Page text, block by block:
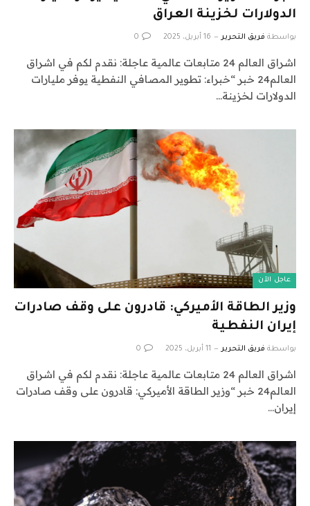
الدولارات لخزينة العراق
بواسطة فريق التحرير 16 أبريل، 2025 0
اشراق العالم 24 متابعات عالمية عاجلة: نقدم لكم في اشراق
العالم24 خبر “خبراء: تطوير المصافي النفطية يوفر مليارات
الدولارات لخزينة…
عاجل الآن
وزير الطاقة الأميركي: قادرون على وقف صادرات
إيران النفطية
بواسطة فريق التحرير 11 أبريل، 2025 0
اشراق العالم 24 متابعات عالمية عاجلة: نقدم لكم في اشراق
العالم24 خبر “وزير الطاقة الأميركي: قادرون على وقف صادرات
إيران…